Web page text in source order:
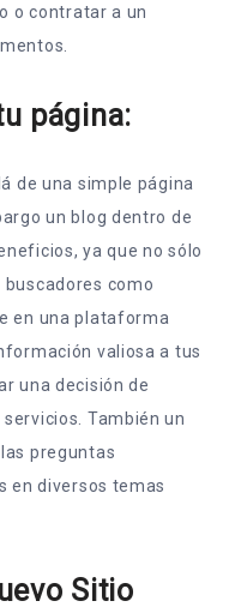
o contratar a un
página:
de una simple página
un blog dentro de
ya que no sólo
como
en una plataforma
valiosa a tus
una decisión de
También un
preguntas
en diversos temas
Sitio